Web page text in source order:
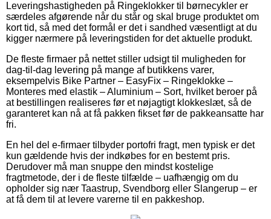
Leveringshastigheden på Ringeklokker til børnecykler er
særdeles afgørende når du står og skal bruge produktet om
kort tid, så med det formål er det i sandhed væsentligt at du
kigger nærmere på leveringstiden for det aktuelle produkt.
De fleste firmaer på nettet stiller udsigt til muligheden for
dag-til-dag levering på mange af butikkens varer,
eksempelvis Bike Partner – EasyFix – Ringeklokke –
Monteres med elastik – Aluminium – Sort, hvilket beroer på
at bestillingen realiseres før et nøjagtigt klokkeslæt, så de
garanteret kan nå at få pakken fikset før de pakkeansatte har
fri.
En hel del e-firmaer tilbyder portofri fragt, men typisk er det
kun gældende hvis der indkøbes for en bestemt pris.
Derudover må man snuppe den mindst kostelige
fragtmetode, der i de fleste tilfælde – uafhængig om du
opholder sig nær Taastrup, Svendborg eller Slangerup – er
at få dem til at levere varerne til en pakkeshop.